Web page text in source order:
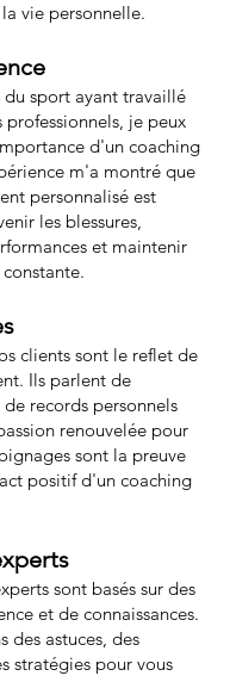
vie personnelle.
du sport ayant travaillé
professionnels, je peux
d'un coaching
m'a montré que
personnalisé est
les blessures,
et maintenir
clients sont le reflet de
Ils parlent de
records personnels
renouvelée pour
sont la preuve
positif d'un coaching
sont basés sur des
et de connaissances.
des astuces, des
stratégies pour vous